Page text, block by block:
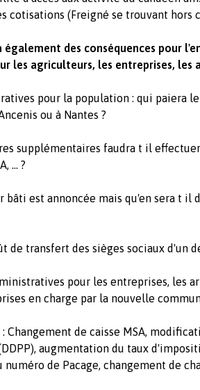
cotisations (Freigné se trouvant hors
également des conséquences pour
les agriculteurs, les entreprises, les
pour la population : qui paiera
ou à Nantes ?
supplémentaires faudra t il
… ?
bâti est annoncée mais qu'en sera t il
de transfert des sièges sociaux d'un
pour les entreprises, les
en charge par la nouvelle
Changement de caisse MSA,
augmentation du taux
numéro de Pacage, changement de